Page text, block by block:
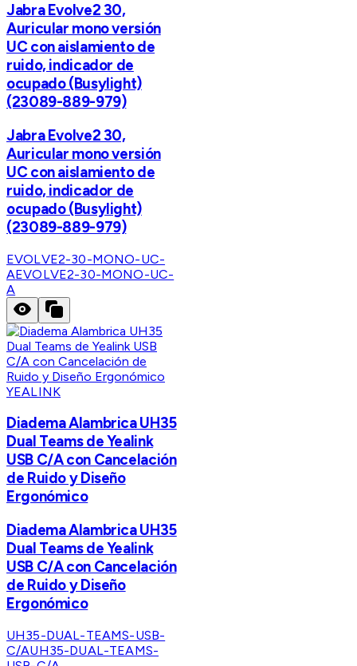
Jabra Evolve2 30,
Auricular mono versión
UC con aislamiento de
ruido, indicador de
ocupado (Busylight)
(23089-889-979)
Jabra Evolve2 30,
Auricular mono versión
UC con aislamiento de
ruido, indicador de
ocupado (Busylight)
(23089-889-979)
EVOLVE2-30-MONO-UC-
AEVOLVE2-30-MONO-UC-
A
YEALINK
Diadema Alambrica UH35
Dual Teams de Yealink
USB C/A con Cancelación
de Ruido y Diseño
Ergonómico
Diadema Alambrica UH35
Dual Teams de Yealink
USB C/A con Cancelación
de Ruido y Diseño
Ergonómico
UH35-DUAL-TEAMS-USB-
C/AUH35-DUAL-TEAMS-